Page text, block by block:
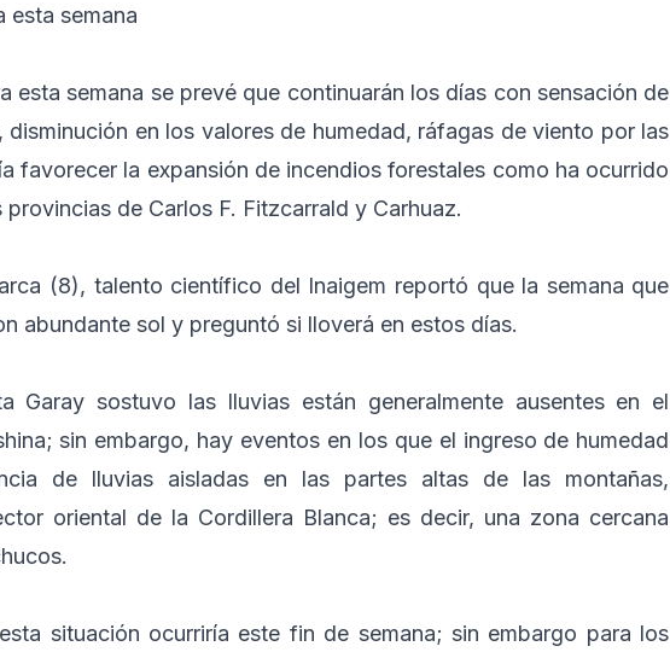
esta semana
esta semana se prevé que continuarán los días con sensación de
en los valores de humedad, ráfagas de viento por las
favorecer la expansión de incendios forestales como ha ocurrido
de Carlos F. Fitzcarrald y Carhuaz.
(8), talento científico del Inaigem reportó que la semana que
abundante sol y preguntó si lloverá en estos días.
Garay sostuvo las lluvias están generalmente ausentes en el
sin embargo, hay eventos en los que el ingreso de humedad
de lluvias aisladas en las partes altas de las montañas,
oriental de la Cordillera Blanca; es decir, una zona cercana
situación ocurriría este fin de semana; sin embargo para los